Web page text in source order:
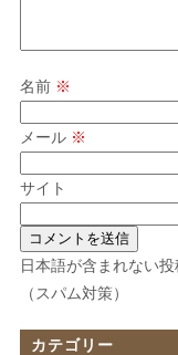
名前 ※
メール ※
サイト
日本語が含まれない
（スパム対策）
カテゴリー